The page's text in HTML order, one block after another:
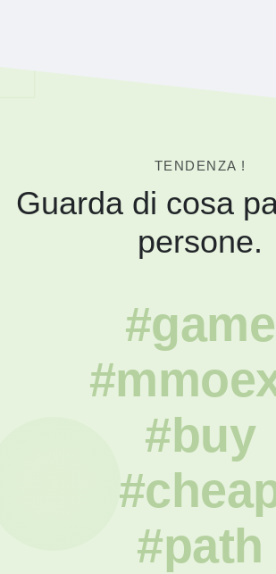
TENDENZA !
Guarda di cosa
persone.
#game
#buy
#path